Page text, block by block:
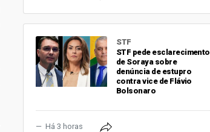
STF
STF pede esclarecimento
de Soraya sobre
denúncia de estupro
contra vice de Flávio
Bolsonaro
Há 3 horas